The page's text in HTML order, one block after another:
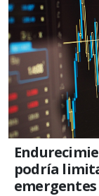
podría
emergentes